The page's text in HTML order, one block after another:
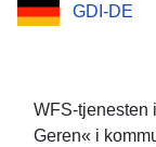
GDI-DE
WFS-tjenesten
Geren« i